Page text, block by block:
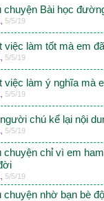
chuyện Bài học
5/5/19
việc làm tốt mà em
5/5/19
việc làm ý nghĩa mà
5/5/19
chú kể lại nội
5/5/19
chuyện chỉ vì em
5/5/19
chuyện nhờ bạn bè